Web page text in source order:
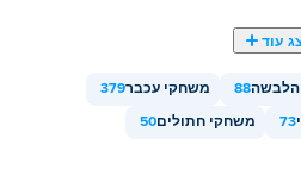
עוד
הלבשה88 משחקי עכבר379
73 משחקי חתולים50